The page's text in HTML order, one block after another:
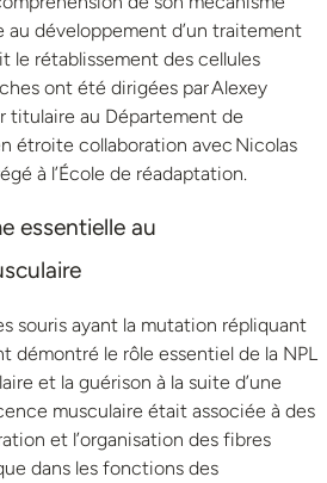
au développement d’un traitement
le rétablissement des cellules
ont été dirigées par Alexey
titulaire au Département de
étroite collaboration avec Nicolas
à l’École de réadaptation.
essentielle au
souris ayant la mutation répliquant
démontré le rôle essentiel de la NPL
et la guérison à la suite d’une
musculaire était associée à des
et l’organisation des fibres
dans les fonctions des